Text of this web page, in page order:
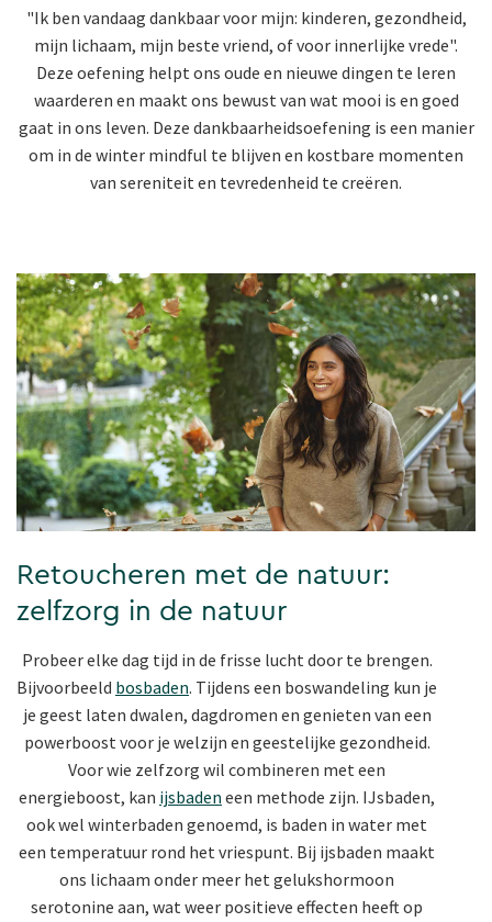
"Ik ben vandaag dankbaar voor mijn: kinderen, gezondheid,
mijn lichaam, mijn beste vriend, of voor innerlijke vrede".
Deze oefening helpt ons oude en nieuwe dingen te leren
waarderen en maakt ons bewust van wat mooi is en goed
gaat in ons leven. Deze dankbaarheidsoefening is een manier
om in de winter mindful te blijven en kostbare momenten
van sereniteit en tevredenheid te creëren.
Retoucheren met de natuur:
zelfzorg in de natuur
Probeer elke dag tijd in de frisse lucht door te brengen.
Bijvoorbeeld bosbaden. Tijdens een boswandeling kun je
je geest laten dwalen, dagdromen en genieten van een
powerboost voor je welzijn en geestelijke gezondheid.
Voor wie zelfzorg wil combineren met een
energieboost, kan ijsbaden een methode zijn. IJsbaden,
ook wel winterbaden genoemd, is baden in water met
een temperatuur rond het vriespunt. Bij ijsbaden maakt
ons lichaam onder meer het gelukshormoon
serotonine aan, wat weer positieve effecten heeft op